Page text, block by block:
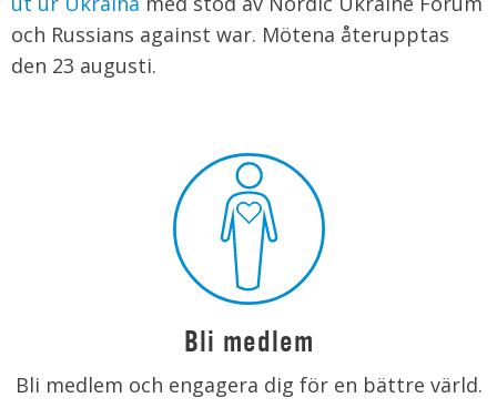
och Russians against war. Mötena återupptas
den 23 augusti.
Bli medlem
Bli medlem och engagera dig för en bättre värld.